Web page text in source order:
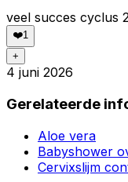
veel succes cyclus
❤️1
+
4 juni 2026
Gerelateerde
Aloe vera
Babyshower
Cervixslijm